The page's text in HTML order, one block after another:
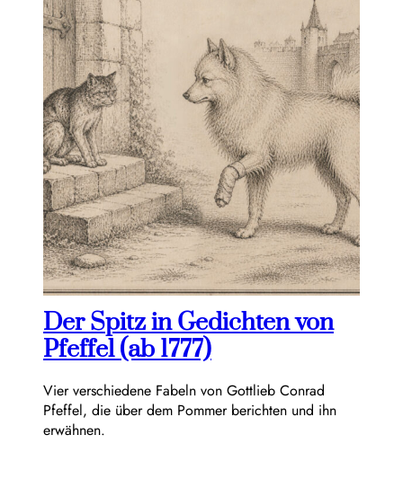
Der Spitz in Gedichten von
Pfeffel (ab 1777)
Vier verschiedene Fabeln von Gottlieb Conrad
Pfeffel, die über dem Pommer berichten und ihn
erwähnen.